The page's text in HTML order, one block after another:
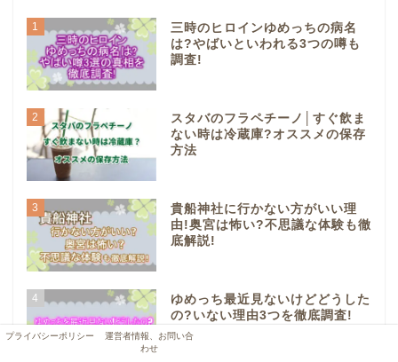
1
三時のヒロインゆめっちの病名
は?やばいといわれる3つの噂も
調査!
2
スタバのフラペチーノ│すぐ飲ま
ない時は冷蔵庫?オススメの保存
方法
3
貴船神社に行かない方がいい理
由!奥宮は怖い?不思議な体験も徹
底解説!
4
ゆめっち最近見ないけどどうした
の?いない理由3つを徹底調査!
プライバシーポリシー
運営者情報、お問い合
わせ